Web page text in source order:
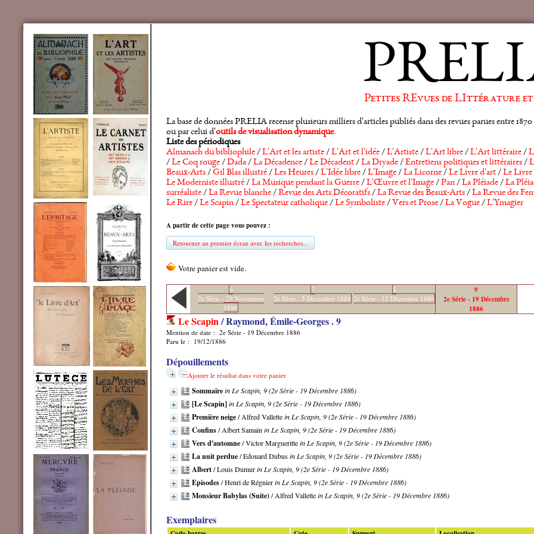
Petites REvues de LIttérature
La base de données PRELIA recense plusieurs milliers d'articles publiés dans des revues parues entre
ou par celui d'outils de visualisation dynamique.
Liste des périodiques
Almanach du bibliophile/L'Art et les artiste/L'Art et l'idée/L'Artiste/L'Art libre/L'Art littéraire/
/Le Coq rouge/Dada/La Décadence/Le Décadent/La Dryade/Entretiens politiques et littéraires/
Beaux-Arts/Gil Blas illustré/Les Heures/L'Idée libre/L'Image/La Licorne/Le Livre d'art/Le Livre
Le Moderniste illustré/La Musique pendant la Guerre/L'Œuvre et l'Image/Pan/La Pléiade/La
surréaliste/La Revue blanche/Revue des Arts Décoratifs/La Revue des Beaux-Arts/La Revue des
Le Rire/Le Scapin/Le Spectateur catholique/Le Symboliste/ Vers et Prose/La Vogue/L'Ymagier
A partir de cette page vous pouvez :
Retourner au premier écran avec les recherches...
6
2e Série - 29 Novembre
1886
7
2e Série - 5 Décembre 1886
8
2e Série - 12 Décembre 1886
9
2e Série - 19 Décembre
1886
Le Scapin/ Raymond, Émile-Georges .9
Mention de date : 2e Série - 19 Décembre 1886
Paru le : 19/12/1886
Dépouillements
Ajouter le résultat dans votre panier
Sommairein Le Scapin, 9 (2e Série - 19 Décembre 1886)
[Le Scapin]in Le Scapin, 9 (2e Série - 19 Décembre 1886)
Première neige/ Alfred Vallettein Le Scapin, 9 (2e Série - 19 Décembre 1886)
Confins/ Albert Samain in Le Scapin, 9 (2e Série - 19 Décembre 1886)
Vers d'automne/ Victor Marguerittein Le Scapin, 9 (2e Série - 19 Décembre 1886)
La nuit perdue/ Edouard Dubusin Le Scapin, 9 (2e Série - 19 Décembre 1886)
Albert/ Louis Dumurin Le Scapin, 9 (2e Série - 19 Décembre 1886)
Episodes/ Henri de Régnierin Le Scapin, 9 (2e Série - 19 Décembre 1886)
Monsieur Babylas (Suite)/ Alfred Vallettein Le Scapin, 9 (2e Série - 19 Décembre 1886)
Exemplaires